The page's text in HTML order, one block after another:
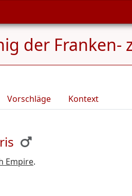
der Franken-
Vorschläge Kontext
Empire.